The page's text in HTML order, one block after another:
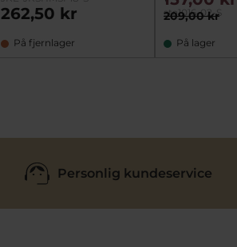
262,50 kr
På fjernlager
sta1016-02-S
209,00 kr
På lager
Personlig kundeservice